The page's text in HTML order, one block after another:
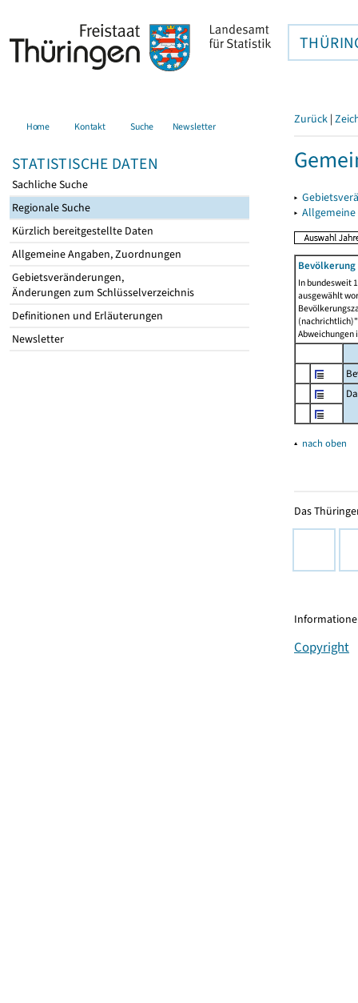
Home Kontakt Suche Newsletter
STATISTISCHE DATEN
Sachliche Suche
Regionale Suche
Kürzlich bereitgestellte Daten
Allgemeine Angaben, Zuordnungen
Gebietsveränderungen,
Änderungen zum Schlüsselverzeichnis
Definitionen und Erläuterungen
Newsletter
Zurück |
▸
▸
In bundesweit
ausgewählt
Abweichungen
▴ nach oben
Das
Copyright